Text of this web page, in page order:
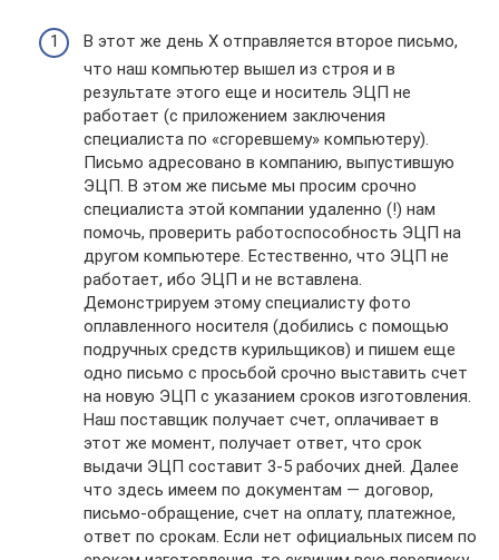
В этот же день Х отправляется второе письмо,
что наш компьютер вышел из строя и в
результате этого еще и носитель ЭЦП не
работает (с приложением заключения
специалиста по «сгоревшему» компьютеру).
Письмо адресовано в компанию, выпустившую
ЭЦП. В этом же письме мы просим срочно
специалиста этой компании удаленно (!) нам
помочь, проверить работоспособность ЭЦП на
другом компьютере. Естественно, что ЭЦП не
работает, ибо ЭЦП и не вставлена.
Демонстрируем этому специалисту фото
оплавленного носителя (добились с помощью
подручных средств курильщиков) и пишем еще
одно письмо с просьбой срочно выставить счет
на новую ЭЦП с указанием сроков изготовления.
Наш поставщик получает счет, оплачивает в
этот же момент, получает ответ, что срок
выдачи ЭЦП составит 3-5 рабочих дней. Далее
что здесь имеем по документам — договор,
письмо-обращение, счет на оплату, платежное,
ответ по срокам. Если нет официальных писем по